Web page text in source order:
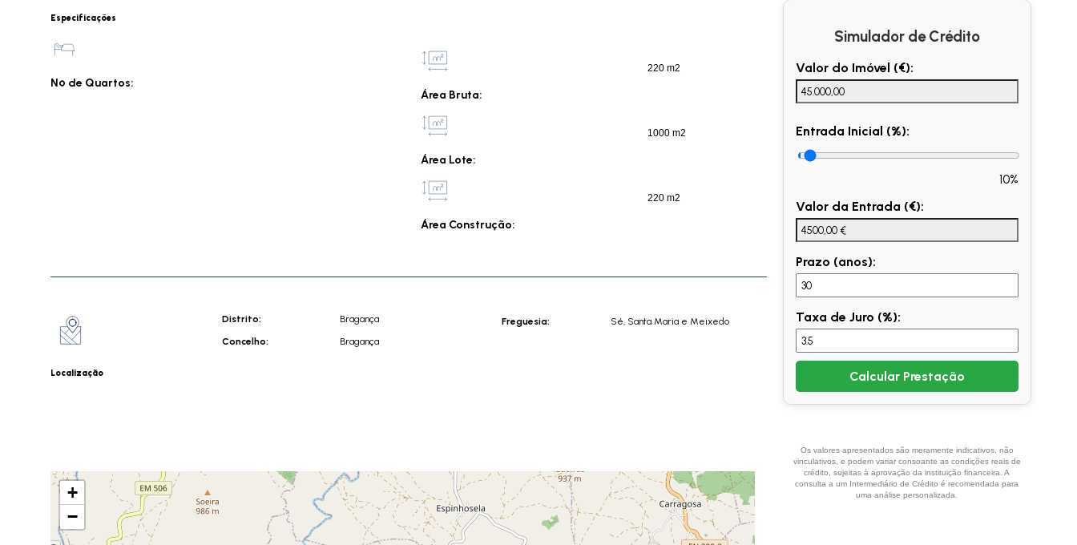
Especificações
Nº de Quartos:
Área Bruta:
220 m2
Área Lote:
1000 m2
Área Construção:
220 m2
Localização
Distrito:
Bragança
Concelho:
Bragança
Freguesia: Sé, Santa Maria e Meixedo
+
−
Simulador de Crédito
Valor do Imóvel (€):
Entrada Inicial (%):
10%
Valor da Entrada (€):
Prazo (anos):
Taxa de Juro (%):
Calcular Prestação
Os valores apresentados são meramente indicativos, não
vinculativos, e podem variar consoante as condições reais de
crédito, sujeitas à aprovação da instituição financeira. A
consulta a um Intermediário de Crédito é recomendada para
uma análise personalizada.